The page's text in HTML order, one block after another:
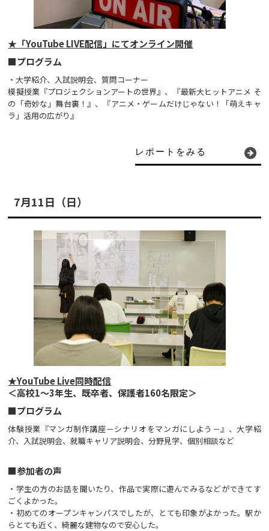
★「YouTube LIVE配信」にてオンライン開催
■プログラム
・大学紹介、入試説明会、質問コーナー
模擬授業『プロジェクションアートの世界』、『最新大ヒットアニメ そ
の「奇妙な」舞台裏！』、『アニメ・ゲームだけじゃない！「萌えキャ
ラ」活用の広がり』
レポートをみる
7月11日（日）
★YouTube Live同時配信
＜高校1～3年生、既卒者、保護者160名限定＞
■プログラム
体験授業『マンガ制作講座－シナリオをマンガにしよう－』、大学紹
介、入試説明会、就職キャリア説明会、分野見学、個別相談など
■参加者の声
・学生の方のお話を聞いたり、作品で実際に遊んでみるなどができてす
ごくよかった。
・初めてのオープンキャンパスでしたが、とても印象がよかった。駅か
らとても近く、綺麗な建物なので安心した。